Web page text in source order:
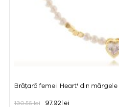
Brățară femei 'Heart' din
130.56 lei 97.92 lei